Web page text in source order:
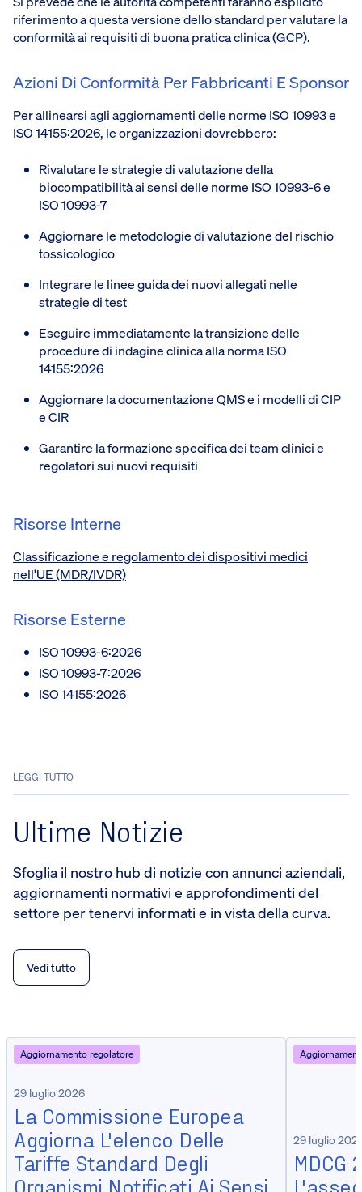
riferimento a questa versione dello standard per valutare la
conformità ai requisiti di buona pratica clinica (GCP).
Azioni Di Conformità Per Fabbricanti E Sponsor
Per allinearsi agli aggiornamenti delle norme ISO 10993 e
ISO 14155:2026, le organizzazioni dovrebbero:
Rivalutare le strategie di valutazione della
biocompatibilità ai sensi delle norme ISO 10993-6 e
ISO 10993-7
Aggiornare le metodologie di valutazione del rischio
tossicologico
Integrare le linee guida dei nuovi allegati nelle
strategie di test
Eseguire immediatamente la transizione delle
procedure di indagine clinica alla norma ISO
14155:2026
Aggiornare la documentazione QMS e i modelli di CIP
e CIR
Garantire la formazione specifica dei team clinici e
regolatori sui nuovi requisiti
Risorse Interne
Classificazione e regolamento dei dispositivi medici
nell'UE (MDR/IVDR)
Risorse Esterne
ISO 10993-6:2026
ISO 10993-7:2026
ISO 14155:2026
LEGGI TUTTO
Ultime Notizie
Sfoglia il nostro hub di notizie con annunci aziendali,
aggiornamenti normativi e approfondimenti del
settore per tenervi informati e in vista della curva.
Vedi tutto
Aggiornamento regolatore
29 luglio 2026
La Commissione Europea
Aggiorna L'elenco Delle
Tariffe Standard Degli
Organismi Notificati Ai Sensi
29 luglio
MDCG